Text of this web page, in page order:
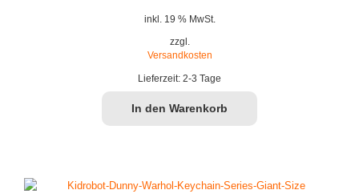
inkl. 19 % MwSt.
zzgl.
Versandkosten
Lieferzeit: 2-3 Tage
In den Warenkorb